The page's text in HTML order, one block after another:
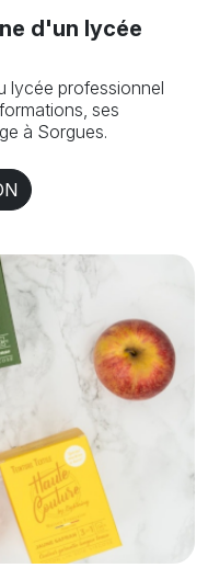
d'un lycée
lycée professionnel
ses
à Sorgues.